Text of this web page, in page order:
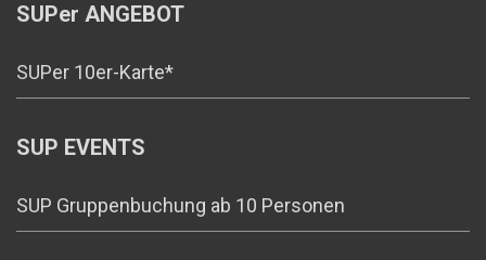
SUPer ANGEBOT
SUPer 10er-Karte*
SUP EVENTS
SUP Gruppenbuchung ab 10 Personen